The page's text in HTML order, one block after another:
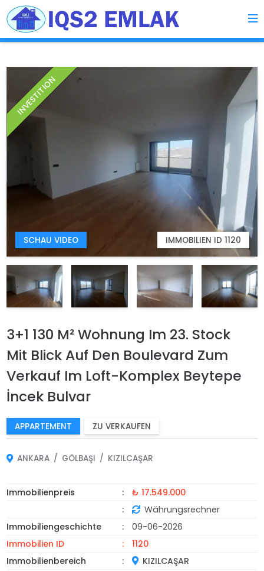
INVESTITION
SCHAU VIDEO IMMOBILIEN ID 1120
3+1 130 M² Wohnung Im 23. Stock
Mit Blick Auf Den Boulevard Zum
Verkauf Im Loft-Komplex Beytepe
İncek Bulvar
APPARTEMENT ZU VERKAUFEN
ANKARA GÖLBAŞI KIZILCAŞAR
Immobilienpreis
₺ 17.549.000
Währungsrechner
Immobiliengeschichte
09-06-2026
Immobilien ID
1120
Immobilienbereich
KIZILCAŞAR